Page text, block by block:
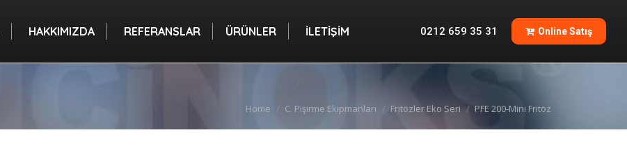
HAKKIMIZDA REFERANSLAR ÜRÜNLER İLETIŞIM 0212 659 35 31 Online Satış
You are here:
Home C. Pişirme Ekipmanları Fritözler Eko Seri PFE 200-Mini Fritöz
Online Satış